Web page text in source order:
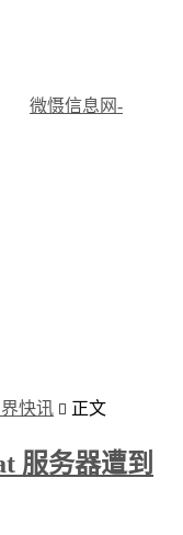
微慑信息网-
快讯  正文
服务器遭到